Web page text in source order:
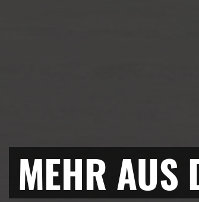
MEHR AUS